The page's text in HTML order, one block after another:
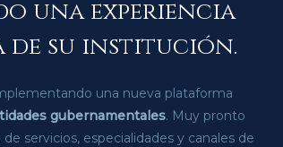
una experiencia
su institución.
una nueva plataforma
gubernamentales. Muy pronto
servicios, especialidades y canales de